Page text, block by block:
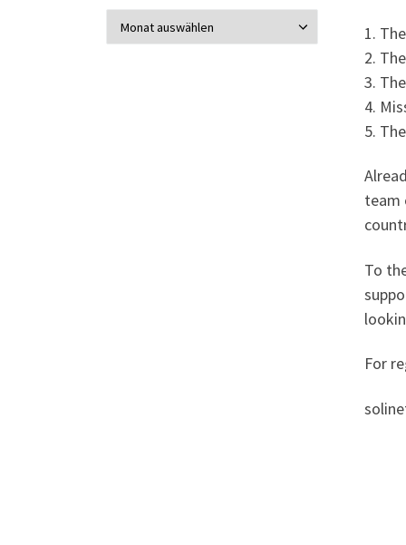
1.
2.
3.
4.
5.
team
To
For